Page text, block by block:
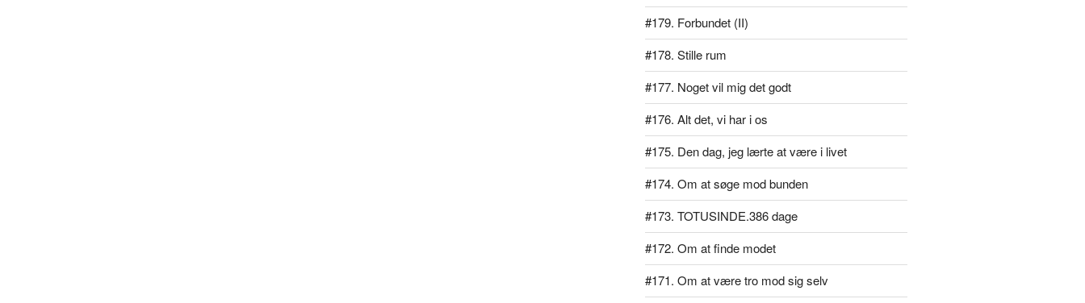
#179. Forbundet (II)
#178. Stille rum
#177. Noget vil mig det godt
#176. Alt det, vi har i os
#175. Den dag, jeg lærte at være i livet
#174. Om at søge mod bunden
#173. TOTUSINDE.386 dage
#172. Om at finde modet
#171. Om at være tro mod sig selv